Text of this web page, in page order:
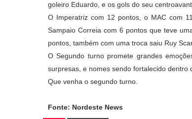
goleiro Eduardo, e os gols do seu
O Imperatriz com 12 pontos, o MAC com
Sampaio Correia com 6 pontos que teve
pontos, também com uma troca saiu Ruy
O Segundo turno promete grandes
surpresas, e nomes sendo fortalecido dentro
Que venha o segundo turno.
Fonte: Nordeste News